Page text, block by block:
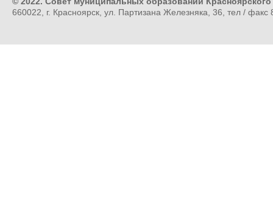
660022, г. Красноярск, ул. Партизана Железняка, 36, тел /